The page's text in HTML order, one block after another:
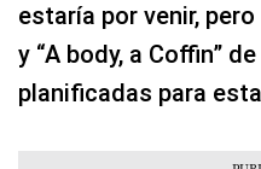
estaría por venir, pero
y “A body, a Coffin”
planificadas para